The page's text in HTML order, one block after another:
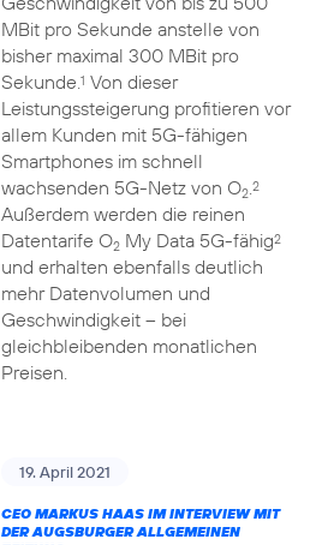
MBit pro Sekunde anstelle von
bisher maximal 300 MBit pro
Sekunde.1 Von dieser
Leistungssteigerung profitieren vor
allem Kunden mit 5G-fähigen
Smartphones im schnell
wachsenden 5G-Netz von O2.2
Außerdem werden die reinen
Datentarife O2My Data 5G-fähig2
und erhalten ebenfalls deutlich
mehr Datenvolumen und
Geschwindigkeit – bei
gleichbleibenden monatlichen
Preisen.
19. April 2021
CEO MARKUS HAAS IM INTERVIEW MIT
DER AUGSBURGER ALLGEMEINEN